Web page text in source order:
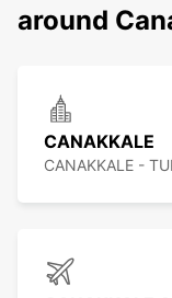
around
CANAKKALE
CANAKKALE -